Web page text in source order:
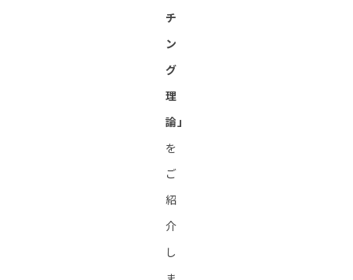
チ
ン
グ
理
論」
を
ご
紹
介
し